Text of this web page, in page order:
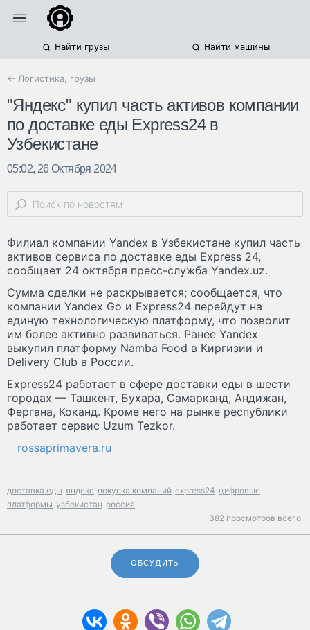
Найти грузы Найти машины
← Логистика, грузы
"Яндекс" купил часть активов компании
по доставке еды Express24 в
Узбекистане
05:02, 26 Октября 2024
Филиал компании Yandex в Узбекистане купил часть
активов сервиса по доставке еды Express 24,
сообщает 24 октября пресс-служба Yandex.uz.
Сумма сделки не раскрывается; сообщается, что
компании Yandex Go и Express24 перейдут на
единую технологическую платформу, что позволит
им более активно развиваться. Ранее Yandex
выкупил платформу Namba Food в Киргизии и
Delivery Club в России.
Express24 работает в сфере доставки еды в шести
городах — Ташкент, Бухара, Самарканд, Андижан,
Фергана, Коканд. Кроме него на рынке республики
работает сервис Uzum Tezkor.
rossaprimavera.ru
доставка еды яндекс покупка компаний express24 цифровые
платформы узбекистан россия
382 просмотров всего.
ОБСУДИТЬ